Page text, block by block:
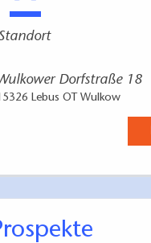
Dorfstraße 18
Lebus OT Wulkow
Prospekte